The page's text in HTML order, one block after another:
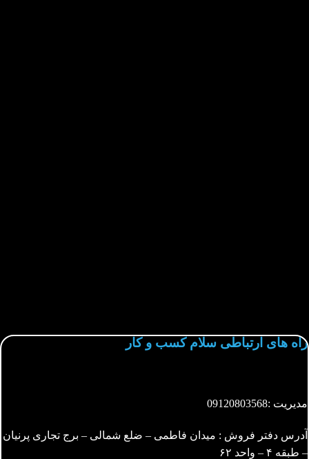
راه های ارتباطی سلام کسب و کار
مدیریت :09120803568
آدرس دفتر فروش : میدان فاطمی – ضلع شمالی – برج تجاری پرنیان
– طبقه ۴ – واحد ۶۲